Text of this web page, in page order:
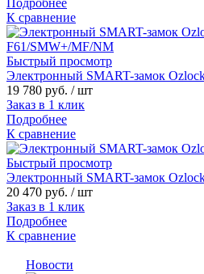
К сравнение
Быстрый просмотр
Электронный SMART-замок
19 780 руб. / шт
Заказ в 1 клик
Подробнее
К сравнение
Быстрый просмотр
Электронный SMART-замок
20 470 руб. / шт
Заказ в 1 клик
Подробнее
К сравнение
Новости